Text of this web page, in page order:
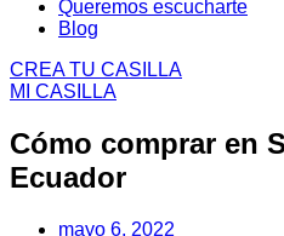
Queremos escucharte
Blog
CREA TU CASILLA
MI CASILLA
Cómo comprar en
Ecuador
mayo 6, 2022